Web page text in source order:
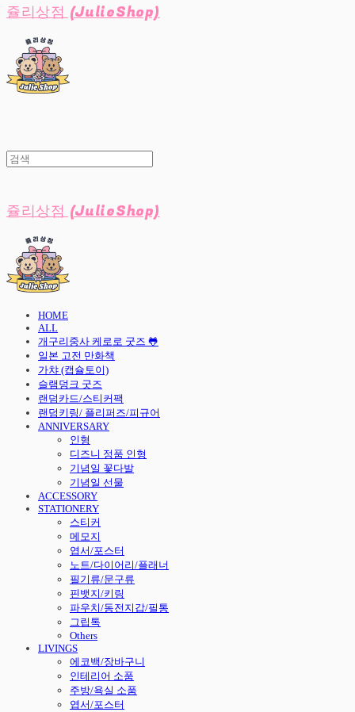
쥴리상점 (JulieShop)
쥴리상점 (JulieShop)
HOME
ALL
개구리중사 케로로 굿즈 🐸
일본 고전 만화책
가챠 (캡슐토이)
슬램덩크 굿즈
랜덤카드/스티커팩
랜덤키링/ 플리퍼즈/피규어
ANNIVERSARY
인형
디즈니 정품 인형
기념일 꽃다발
기념일 선물
ACCESSORY
STATIONERY
스티커
메모지
엽서/포스터
노트/다이어리/플래너
필기류/문구류
핀뱃지/키링
파우치/동전지갑/필통
그립톡
Others
LIVINGS
에코백/장바구니
인테리어 소품
주방/욕실 소품
엽서/포스터